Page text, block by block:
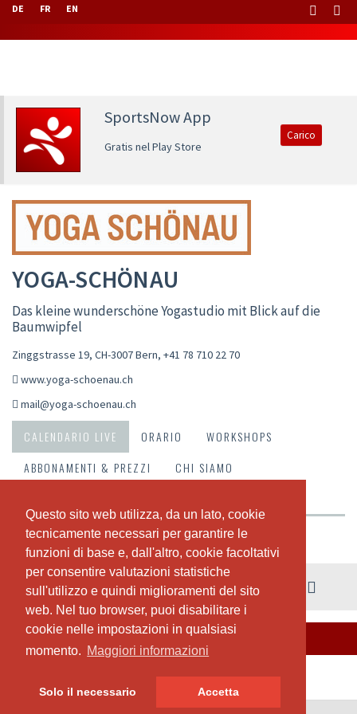
Questo sito web utilizza, da un lato, cookie
tecnicamente necessari per garantire le
funzioni di base e, dall'altro, cookie facoltativi
per consentire valutazioni statistiche
sull'utilizzo e quindi miglioramenti del sito
web. Nel tuo browser, puoi disabilitare i
cookie nelle impostazioni in qualsiasi
momento. Maggiori informazioni
Solo il necessario Accetta
Questo sito web utilizza, da un lato, cookie
tecnicamente necessari per garantire le
funzioni di base e, dall'altro, cookie facoltativi
per consentire valutazioni statistiche
sull'utilizzo e quindi miglioramenti del sito
web. Nel tuo browser, puoi disabilitare i
cookie nelle impostazioni in qualsiasi
momento. Maggiori informazioni
Solo il necessario Accetta
DE FR EN
SportsNow App
Gratis nel Play Store
Carico
YOGA-SCHÖNAU
Das kleine wunderschöne Yogastudio mit Blick auf die
Baumwipfel
Zinggstrasse 19, CH-3007 Bern, +41 78 710 22 70
www.yoga-schoenau.ch
mail@yoga-schoenau.ch
CALENDARIO LIVE ORARIO
WORKSHOPS
ABBONAMENTI & PREZZI
CHI SIAMO
Riepilogo della settimana
03. - 09. agosto
QUESTA SETTIMANA NON CI SONO LEZIONI